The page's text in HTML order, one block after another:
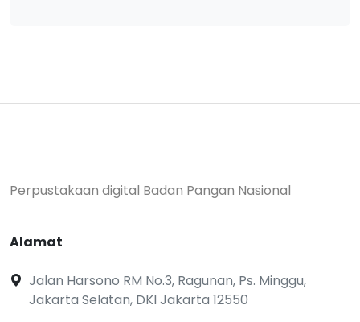
Perpustakaan digital Badan Pangan Nasional
Alamat
Jalan Harsono RM No.3, Ragunan, Ps. Minggu,
Jakarta Selatan, DKI Jakarta 12550